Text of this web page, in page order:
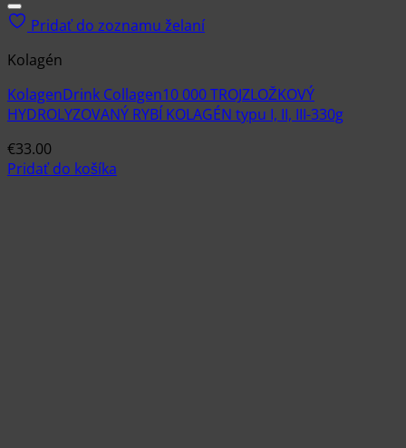
Pridať do zoznamu želaní
Kolagén
KolagenDrink Collagen10 000 TROJZLOŽKOVÝ
HYDROLYZOVANÝ RYBÍ KOLAGÉN typu I, II, III-330g
€33.00
Pridať do košíka